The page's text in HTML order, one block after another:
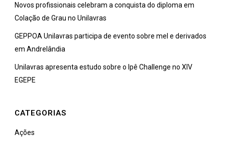
Novos profissionais celebram a conquista do diploma em
Colação de Grau no Unilavras
GEPPOA Unilavras participa de evento sobre mel e derivados
em Andrelândia
Unilavras apresenta estudo sobre o Ipê Challenge no XIV
EGEPE
CATEGORIAS
Ações